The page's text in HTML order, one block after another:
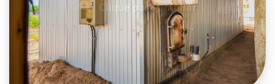
Clique para ampliar